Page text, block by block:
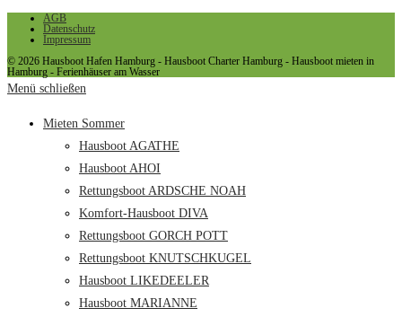
AGB
Datenschutz
Impressum
© 2026 Hausboot Hafen Hamburg - Hausboot Charter Hamburg - Hausboot mieten in
Hamburg - Ferienhäuser am Wasser
Menü schließen
Mieten Sommer
Hausboot AGATHE
Hausboot AHOI
Rettungsboot ARDSCHE NOAH
Komfort-Hausboot DIVA
Rettungsboot GORCH POTT
Rettungsboot KNUTSCHKUGEL
Hausboot LIKEDEELER
Hausboot MARIANNE